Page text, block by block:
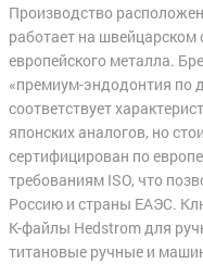
Производство
работает на
европейского металла.
«премиум-эндодонтия по
соответствует
японских аналогов, но
сертифицирован по
требованиям ISO, что
Россию и страны ЕАЭС.
K-файлы Hedstrom для
титановые ручные и